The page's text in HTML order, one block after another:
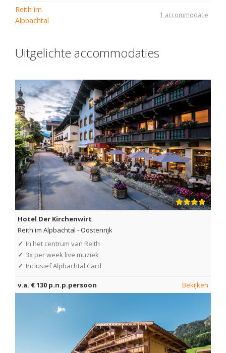
Reith im
Alpbachtal
1 accommodatie
Uitgelichte accommodaties
Hotel Der Kirchenwirt
Reith im Alpbachtal -Oostenrijk
✓ In het centrum van Reith
✓ 3x per week live muziek
✓ Inclusief Alpbachtal Card
v.a. € 130 p.n.p.persoon Bekijken